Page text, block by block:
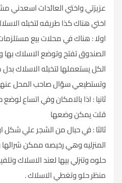
عزيزتي واختي العائدات اسعدني
اختي هناك كذا طريقه لتخبئه
اولا : هناك في محلات بيع
الصندوق تفتح وتوضع الاسلاك
الكل يستعملها لتخبئه الاسلاك
وتستطيعي سؤال صاحب المحل
ثانيا : اذا بالامكان وفي اتساع
قلت يمكن وضعها
ثالثا : في حبال من الشجر علي شكل
المنزليه وهي رخيصه ممكن
حلوه وتنزلي بيها لعند الاسلاك
منظر حلو وتغطي الاسلاك .